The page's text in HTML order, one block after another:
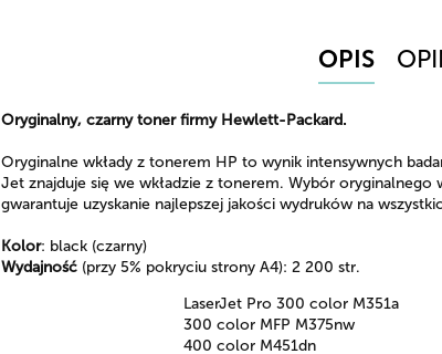
OPIS
Oryginalny, czarny toner firmy Hewlett-Packard.
Oryginalne wkłady z tonerem HP to wynik intensywnych
Jet znajduje się we wkładzie z tonerem. Wybór oryginalnego
gwarantuje uzyskanie najlepszej jakości wydruków na
Kolor: black (czarny)
Wydajność(przy 5% pokryciu strony A4): 2 200 str.
LaserJet Pro 300 color M351a
300 color MFP M375nw
400 color M451dn